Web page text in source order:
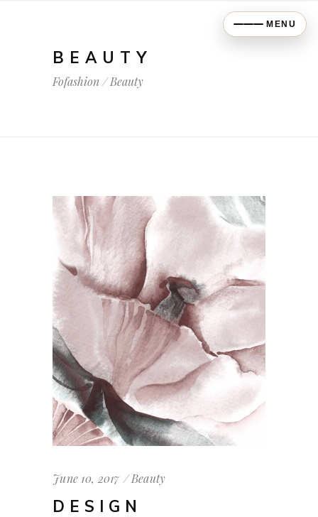
BEAUTY
Fofashion/Beauty
June 10, 2017 Beauty
DESIGN
MENU